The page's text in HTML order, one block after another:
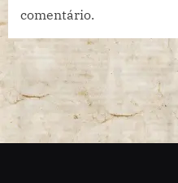
comentário.